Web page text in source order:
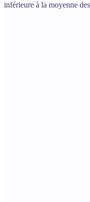
inférieure à la moyenne